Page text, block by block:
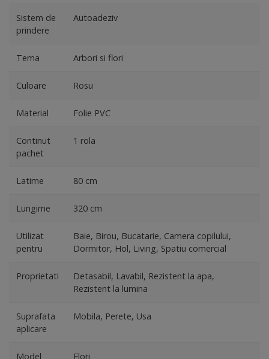
Sistem de
prindere
Autoadeziv
Tema Arbori si flori
Culoare Rosu
Material Folie PVC
Continut
pachet
1 rola
Latime 80 cm
Lungime 320 cm
Utilizat
pentru
Baie, Birou, Bucatarie, Camera copilului,
Dormitor, Hol, Living, Spatiu comercial
Proprietati
Detasabil, Lavabil, Rezistent la apa,
Rezistent la lumina
Suprafata
aplicare
Mobila, Perete, Usa
Model Flori